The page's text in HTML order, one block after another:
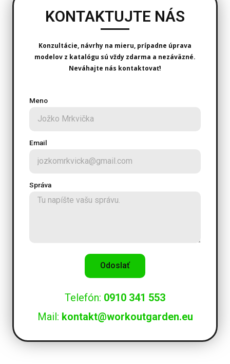
KONTAKTUJTE NÁS
Konzultácie, návrhy na mieru, prípadne úprava
modelov z katalógu sú vždy zdarma a nezáväzné.
Neváhajte nás kontaktovať!
Meno
Email
Správa
Odoslať
Telefón: 0910 341 553
Mail: kontakt@workoutgarden.eu